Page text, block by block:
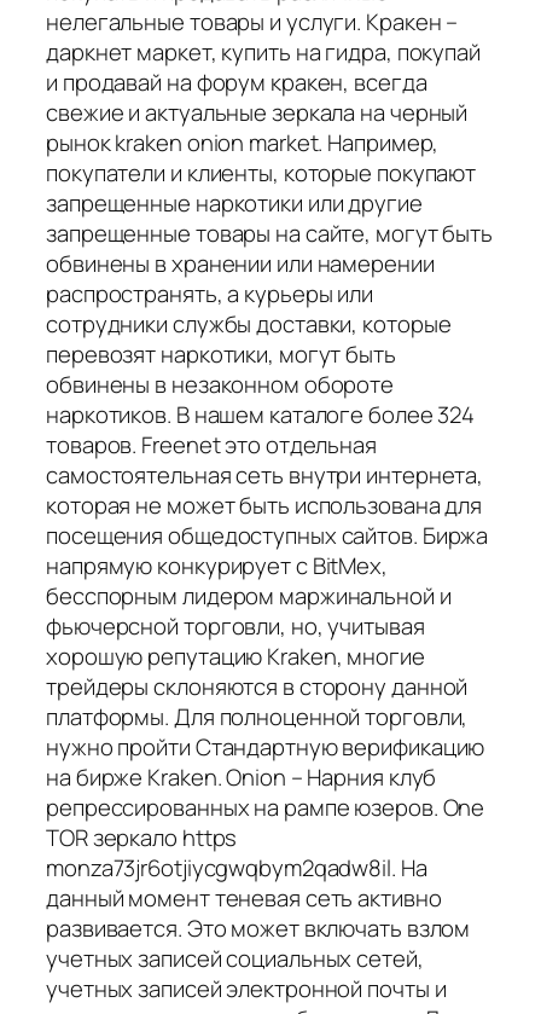
нелегальные товары и услуги. Кракен –
даркнет маркет, купить на гидра, покупай
и продавай на форум кракен, всегда
свежие и актуальные зеркала на черный
рынок kraken onion market. Например,
покупатели и клиенты, которые покупают
запрещенные наркотики или другие
запрещенные товары на сайте, могут быть
обвинены в хранении или намерении
распространять, а курьеры или
сотрудники службы доставки, которые
перевозят наркотики, могут быть
обвинены в незаконном обороте
наркотиков. В нашем каталоге более 324
товаров. Freenet это отдельная
самостоятельная сеть внутри интернета,
которая не может быть использована для
посещения общедоступных сайтов. Биржа
напрямую конкурирует с BitMex,
бесспорным лидером маржинальной и
фьючерсной торговли, но, учитывая
хорошую репутацию Kraken, многие
трейдеры склоняются в сторону данной
платформы. Для полноценной торговли,
нужно пройти Стандартную верификацию
на бирже Kraken. Onion – Нарния клуб
репрессированных на рампе юзеров. One
TOR зеркало https
monza73jr6otjiycgwqbym2qadw8il. На
данный момент теневая сеть активно
развивается. Это может включать взлом
учетных записей социальных сетей,
учетных записей электронной почты и